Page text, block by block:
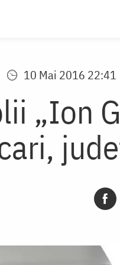
10 Mai 2016 22:41
„Ion